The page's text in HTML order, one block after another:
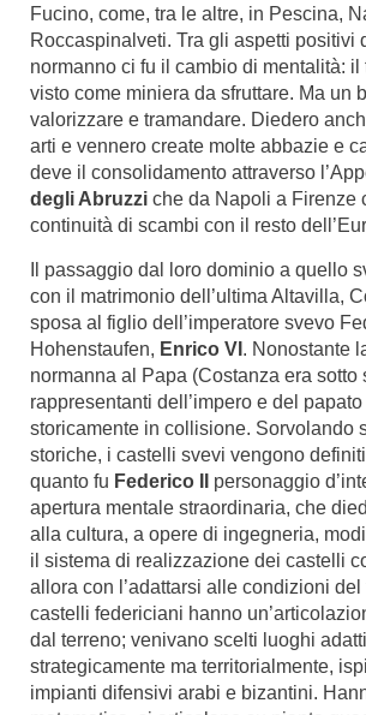
Fucino, come, tra le altre, in Pescina,
Roccaspinalveti. Tra gli aspetti positivi
normanno ci fu il cambio di mentalità: il
visto come miniera da sfruttare. Ma un
valorizzare e tramandare. Diedero
arti e vennero create molte abbazie e
deve il consolidamento attraverso
degli Abruzzi che da Napoli a Firenze
continuità di scambi con il resto
Il passaggio dal loro dominio a quello
con il matrimonio dell’ultima Altavilla,
sposa al figlio dell’imperatore svevo
Hohenstaufen, Enrico VI . Nonostante
normanna al Papa (Costanza era sotto
rappresentanti dell’impero e del
storicamente in collisione. Sorvolando
storiche, i castelli svevi vengono
quanto fu Federico II
personaggio
apertura mentale straordinaria, che
alla cultura, a opere di ingegneria,
il sistema di realizzazione dei castelli
allora con l’adattarsi alle condizioni del
castelli federiciani hanno
dal terreno; venivano scelti luoghi
strategicamente ma territorialmente,
impianti difensivi arabi e bizantini.